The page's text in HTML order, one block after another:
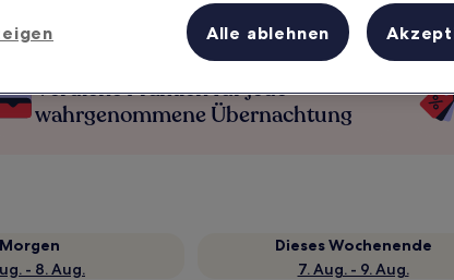
Verdiene Prämien für jede
wahrgenommene Übernachtung
Morgen
- 8. Aug.
Dieses Wochenende
7. Aug. - 9. Aug.
Alle ablehnen